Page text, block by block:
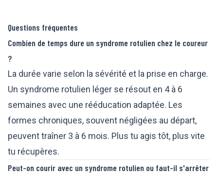
Questions fréquentes
Combien de temps dure un syndrome rotulien chez le coureur
?
La durée varie selon la sévérité et la prise en charge.
Un syndrome rotulien léger se résout en 4 à 6
semaines avec une rééducation adaptée. Les
formes chroniques, souvent négligées au départ,
peuvent traîner 3 à 6 mois. Plus tu agis tôt, plus vite
tu récupères.
Peut-on courir avec un syndrome rotulien ou faut-il s'arrêter